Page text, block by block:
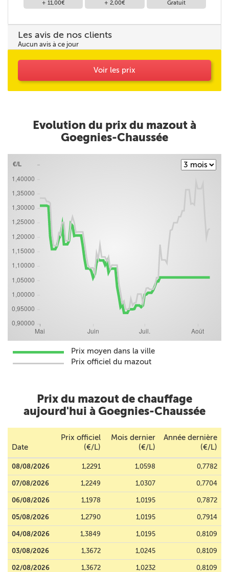
+ 11,00€ + 2,00€ Gratuit
Les avis de nos clients
Aucun avis à ce jour
Voir les prix
Evolution du prix du mazout à
Goegnies-Chaussée
Prix moyen dans la ville
Prix officiel du mazout
Prix du mazout de chauffage
aujourd'hui à Goegnies-Chaussée
Date
Prix officiel
(€/L)
Mois dernier
(€/L)
Année dernière
(€/L)
08/08/2026 1,2291 1,0598 0,7782
07/08/2026 1,2249 1,0307 0,7704
06/08/2026 1,1978 1,0195 0,7872
05/08/2026 1,2790 1,0195 0,7914
04/08/2026 1,3849 1,0195 0,8109
03/08/2026 1,3672 1,0245 0,8109
02/08/2026 1,3672 1,0232 0,8109